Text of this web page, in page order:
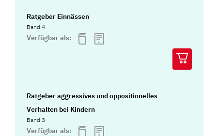
Ratgeber Einnässen
Band 4
Verfügbar als:
Ratgeber aggressives und oppositionelles
Verhalten bei Kindern
Band 3
Verfügbar als: